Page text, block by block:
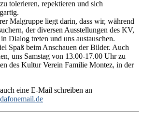
tolerieren, repektieren und sich
Malgruppe liegt darin, dass wir, während
der diversen Ausstellungen des KV,
Dialog treten und uns austauschen.
Spaß beim Anschauen der Bilder. Auch
uns Samstag von 13.00-17.00 Uhr zu
des Kultur Verein Familie Montez, in der
eine E-Mail schreiben an